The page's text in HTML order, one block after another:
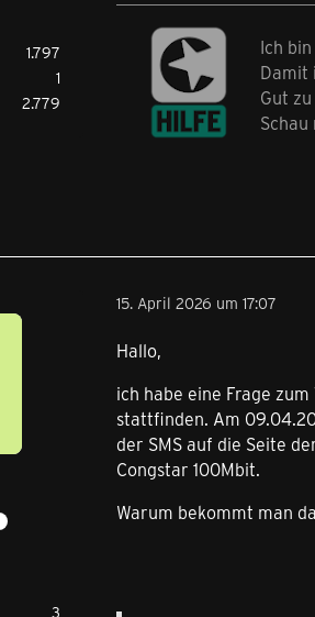
1.797
1
2.779
Ich
Damit
Gut
3
15. April 2026 um 17:07
Hallo,
ich habe eine Frage
stattfinden. Am
der SMS auf die Seite
Congstar 100Mbit.
Warum bekommt man